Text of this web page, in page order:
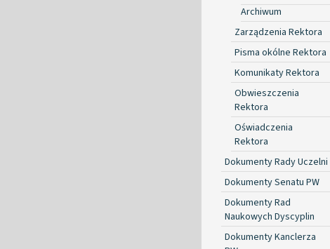
Archiwum
Zarządzenia Rektora
Pisma okólne Rektora
Komunikaty Rektora
Obwieszczenia
Rektora
Oświadczenia
Rektora
Dokumenty Rady Uczelni
Dokumenty Senatu PW
Dokumenty Rad
Naukowych Dyscyplin
Dokumenty Kanclerza